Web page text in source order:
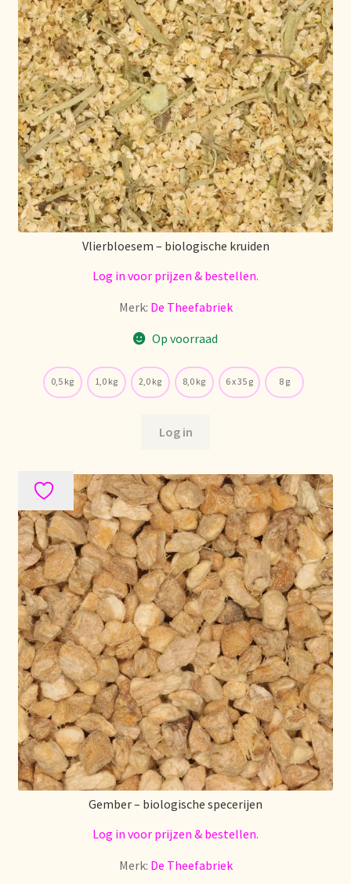
Over ons
Pagos y descuentos
Paiement et réductions
Payment and discounts
Pedidos y plazos de entrega
Personal Branding
Personal Branding
Política de precios
Pricing policy
Prijsbeleid
Privacy statement
Privacyverklaring
Product range
Questions relatives aux stocks
Retouren en garantie
Retours et garantie
Returns and warranty
Rücksendungen und Garantie
Vlierbloesem – biologische kruiden
Log in voor prijzen & bestellen.
Merk: De Theefabriek
Op voorraad
0,5 kg 1,0 kg 2,0 kg 8,0 kg 6 x 35 g 8 g
Log in
Gember – biologische specerijen
Log in voor prijzen & bestellen.
Merk: De Theefabriek